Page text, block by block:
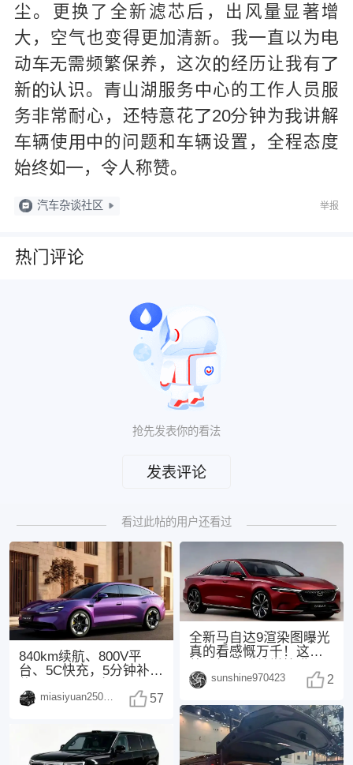
尘。更换了全新滤芯后，出风量显著增
大，空气也变得更加清。我直以为
动需频繁保养，这次 经历让我有 
新  识。 山湖服务心的工作人员服
务常耐心，还意花 20钟为讲解
辆使 的问题和辆设置，全程态度
始终如，令人称赞。
汽车杂谈社区 举报
热门评论
抢先发表你的看法
发表评论
看过此帖的用户还看过
840km续航、800V平
台、5C快充，5分钟补能
miasiyuan250914 57
全新马自达9渲染图曝光
真的看感慨万千！这次
3.3T直六+后驱
sunshine970423 2